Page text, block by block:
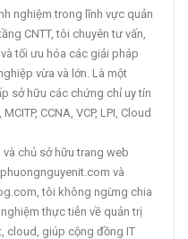
nghiệm trong lĩnh vực quản
CNTT, tôi chuyên tư vấn,
tối ưu hóa các giải pháp
vừa và lớn. Là một
sở hữu các chứng chỉ uy tín
CCNA, VCP, LPI, Cloud
chủ sở hữu trang web
và
tôi không ngừng chia
thực tiễn về quản trị
cloud, giúp cộng đồng IT